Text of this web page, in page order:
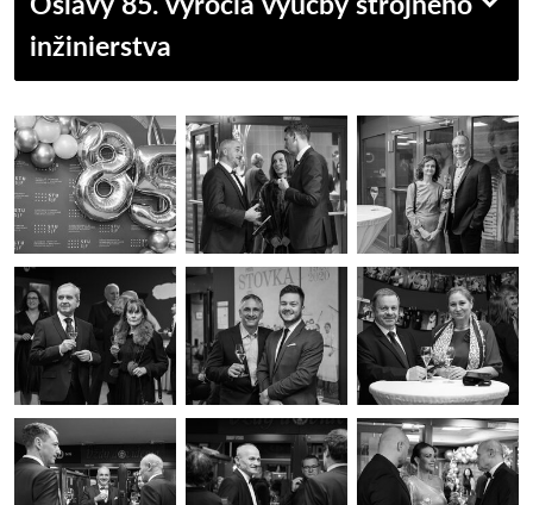
inžinierstva